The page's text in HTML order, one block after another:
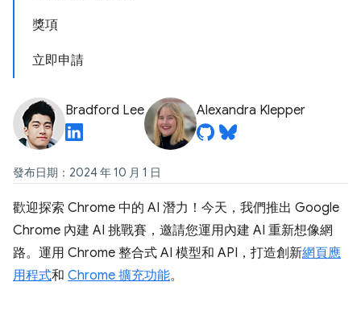
獎項
立即申請
Bradford Lee Alexandra Klepper
發布日期：2024 年 10 月 1 日
歡迎探索 Chrome 中的 AI 潛力！今天，我們推出 Google
Chrome 內建 AI 挑戰賽，邀請您運用內建 AI 重新想像網
路。運用 Chrome 整合式 AI 模型和 API，打造創新網頁應
用程式和 Chrome 擴充功能。